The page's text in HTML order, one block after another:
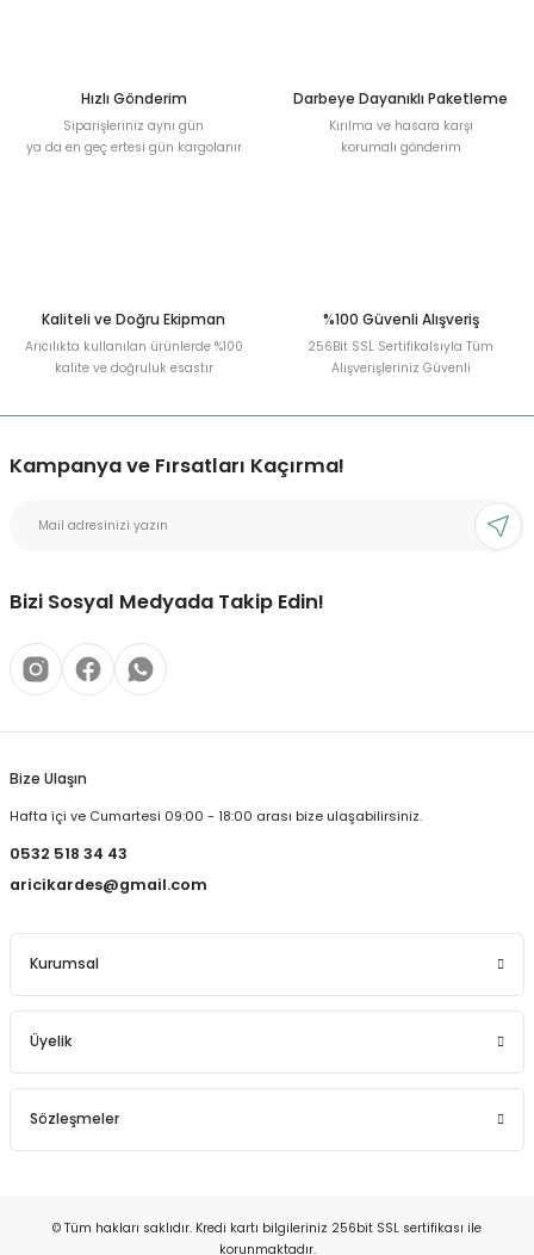
Hızlı Gönderim
Siparişleriniz aynı gün
ya da en geç ertesi gün kargolanır
Darbeye Dayanıklı Paketleme
Kırılma ve hasara karşı
korumalı gönderim
Kaliteli ve Doğru Ekipman
Arıcılıkta kullanılan ürünlerde %100
kalite ve doğruluk esastır
%100 Güvenli Alışveriş
256Bit SSL Sertifikalsıyla Tüm
Alışverişleriniz Güvenli
Kampanya ve Fırsatları Kaçırma!
Bizi Sosyal Medyada Takip Edin!
Bize Ulaşın
Hafta içi ve Cumartesi 09:00 - 18:00 arası bize ulaşabilirsiniz.
0532 518 34 43
aricikardes@gmail.com
Kurumsal
Üyelik
Sözleşmeler
© Tüm hakları saklıdır. Kredi kartı bilgileriniz 256bit SSL sertifikası ile
korunmaktadır.